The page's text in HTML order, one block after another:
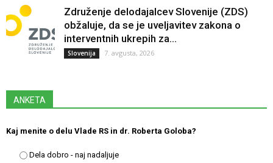
Združenje delodajalcev Slovenije (ZDS)
obžaluje, da se je uveljavitev zakona o
interventnih ukrepih za...
Slovenija 7. avgusta, 2026
ANKETA
Kaj menite o delu Vlade RS in dr. Roberta Goloba?
Dela dobro - naj nadaljuje